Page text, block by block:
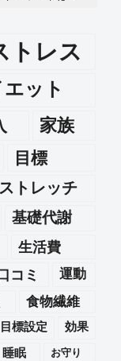
トレス
ット
家族
目標
ストレッチ
基礎代謝
生活費
コミ
運動
食物繊維
目標設定
効果
睡眠
お守り